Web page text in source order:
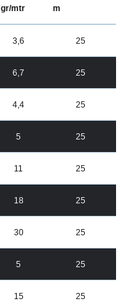
gr/mtr m
3,6 25
6,7 25
4,4 25
5 25
11 25
18 25
30 25
5 25
15 25